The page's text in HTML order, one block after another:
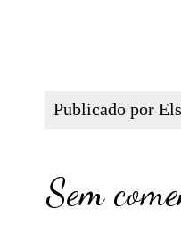
Publicado por
Sem